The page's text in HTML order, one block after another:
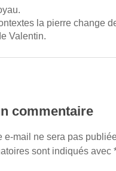
la pierre change
Valentin.
commentaire
e-mail ne sera pas
sont indiqués avec